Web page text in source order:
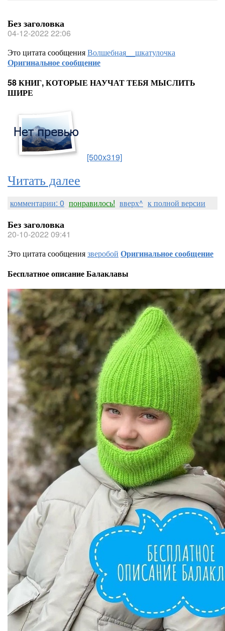
Без заголовка
04-12-2022 22:06
Это цитата сообщенияВолшебная__шкатулочка
Оригинальное сообщение
58 КНИГ, КОТОРЫЕ НАУЧАТ ТЕБЯ МЫСЛИТЬ
ШИРЕ
[500x319]
Читать далее
комментарии: 0 понравилось! вверх^ к полной версии
Без заголовка
20-10-2022 09:41
Это цитата сообщениязверобой Оригинальное сообщение
Бесплатное описание Балаклавы